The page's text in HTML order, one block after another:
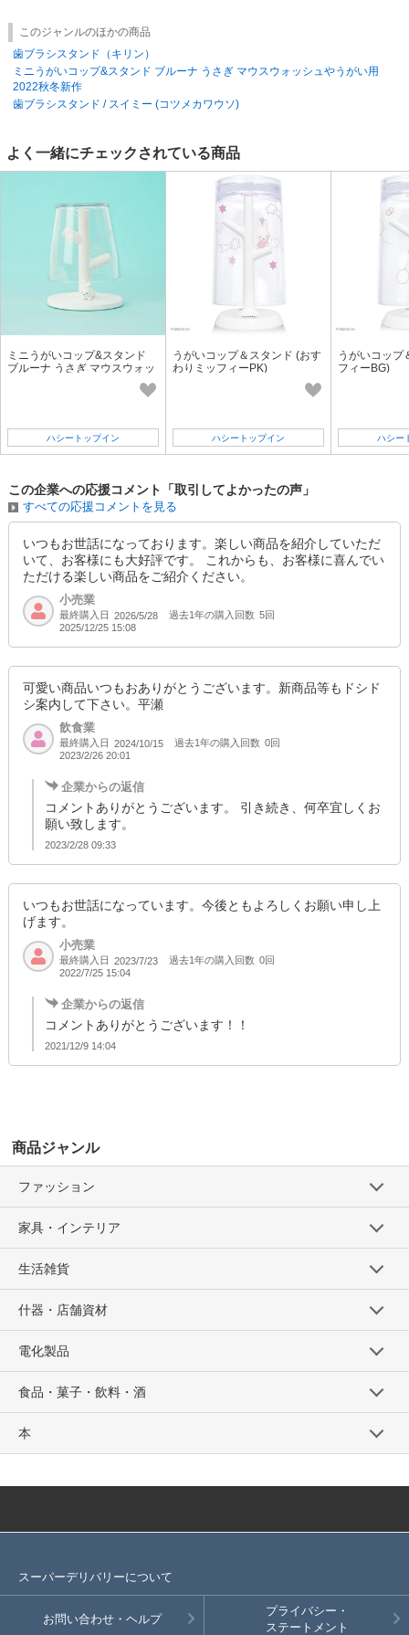
このジャンルのほかの商品
歯ブラシスタンド（キリン）
ミニうがいコップ&スタンド ブルーナ うさぎ マウスウォッシュやうがい用
2022秋冬新作
歯ブラシスタンド / スイミー (コツメカワウソ)
よく一緒にチェックされている商品
ミニうがいコップ&スタンド
ブルーナ うさぎ マウスウォッ
シュやうがい用2022秋冬新作
ハシートップイン
うがいコップ＆スタンド (おす
わりミッフィーPK)
ハシートップイン
うがいコップ
フィーBG)
ハシー
この企業への応援コメント「取引してよかったの声」
すべての応援コメントを見る
いつもお世話になっております。楽しい商品を紹介していただ
いて、お客様にも大好評です。 これからも、お客様に喜んでい
ただける楽しい商品をご紹介ください。
小売業
最終購入日 2026/5/28 過去1年の購入回数 5回
2025/12/25 15:08
可愛い商品いつもおありがとうございます。新商品等もドシド
シ案内して下さい。平瀬
飲食業
最終購入日 2024/10/15 過去1年の購入回数 0回
2023/2/26 20:01
企業からの返信
コメントありがとうございます。 引き続き、何卒宜しくお
願い致します。
2023/2/28 09:33
いつもお世話になっています。今後ともよろしくお願い申し上
げます。
小売業
最終購入日 2023/7/23 過去1年の購入回数 0回
2022/7/25 15:04
企業からの返信
コメントありがとうございます！！
2021/12/9 14:04
商品ジャンル
ファッション
家具・インテリア
生活雑貨
什器・店舗資材
電化製品
食品・菓子・飲料・酒
本
スーパーデリバリーについて
お問い合わせ・ヘルプ
プライバシー・
ステートメント